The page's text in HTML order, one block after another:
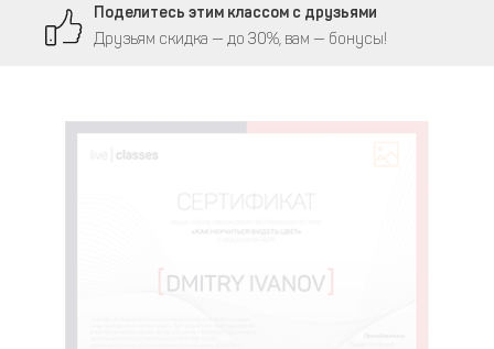
Поделитесь этим классом с друзьями
Друзьям скидка — до 30%, вам — бонусы!